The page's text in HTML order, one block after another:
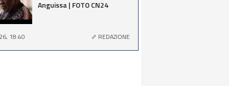
Anguissa | FOTO CN24
18:40 REDAZIONE